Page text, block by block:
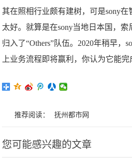
其在照相行业颇有建树，可是sony
太好。就算是在sony当地日本国，
归入了“Others”队伍。2020年稍早，
上业务流程即将赢利，你认为它能完
推荐阅读： 抚州都市网
您可能感兴趣的文章